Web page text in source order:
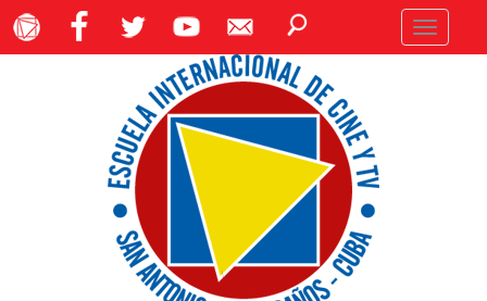
Toggle
navigation